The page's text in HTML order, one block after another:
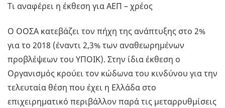
Τι αναφέρει η έκθεση για ΑΕΠ – χρέος
Ο ΟΟΣΑ κατεβάζει τον πήχη της ανάπτυξης στο 2%
για το 2018 (έναντι 2,3% των αναθεωρημένων
προβλέψεων του ΥΠΟΙΚ). Στην ίδια έκθεση ο
Οργανισμός κρούει τον κώδωνα του κινδύνου για την
τελευταία θέση που έχει η Ελλάδα στο
επιχειρηματικό περιβάλλον παρά τις μεταρρυθμίσεις